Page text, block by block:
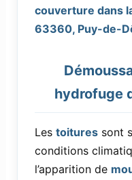
couverture dans
63360, Puy-de-
hydrofuge
Les toituressont
conditions
l’apparition de